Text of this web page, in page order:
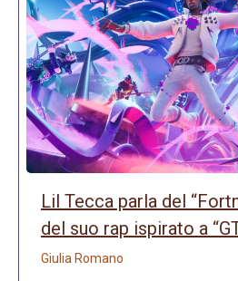
Lil Tecca parla del
del suo rap ispirato a
Giulia Romano